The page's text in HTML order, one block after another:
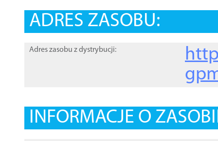
ADRES ZASOBU:
Adres zasobu z dystrybucji:
INFORMACJE O